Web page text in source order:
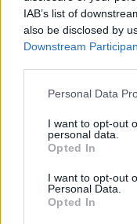
IAB’s list of
also be disclosed by
Downstream
Please note that this
not limited to your
grant or deny
use your data for
consent section.
Personal Data
I want to opt-out
personal data.
Opted In
I want to opt-out
Personal Data.
Opted In